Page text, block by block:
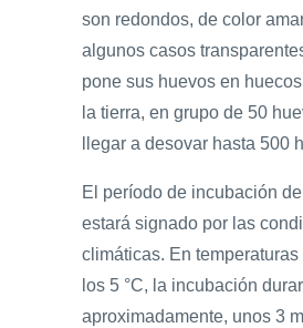
son redondos, de color
algunos casos
pone sus huevos en
la tierra, en grupo de 50
llegar a desovar hasta 500
El período de incubación
estará signado por las
climáticas. En temperaturas
los 5 °C, la incubación
aproximadamente, unos 3